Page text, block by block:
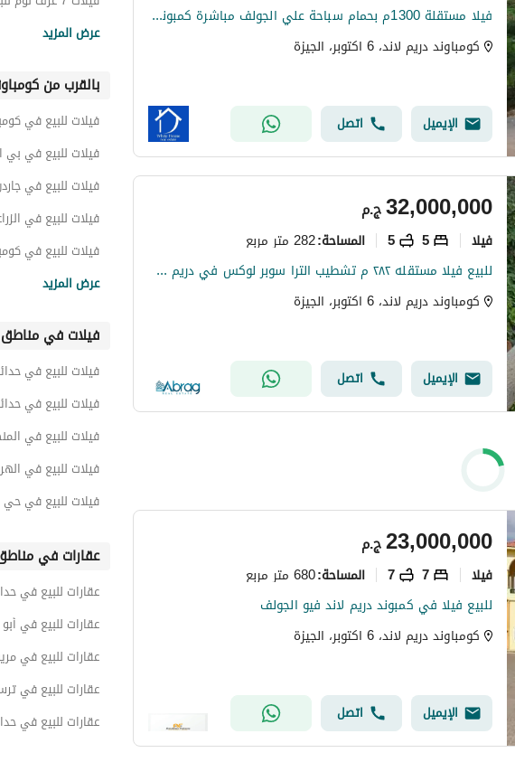
فيلا مستقلة 1300م بحمام سباحة علي الجولف مباشرة كمبوند دريم لاند
كومباوند دريم لاند، 6 اكتوبر، الجيزة
الإيميل اتصل
ج.م32,000,000
فیلا 5
5 المساحة:282 متر مربع
للبيع فيلا مستقله ٢٨٢ م تشطيب الترا سوبر لوكس في دريم لاند 6 اكتوبر
كومباوند دريم لاند، 6 اكتوبر، الجيزة
الإيميل اتصل
ج.م23,000,000
فیلا 7
7 المساحة:680 متر مربع
للبيع فيلا في كمبوند دريم لاند فيو الجولف
كومباوند دريم لاند، 6 اكتوبر، الجيزة
الإيميل اتصل
أراضي للبيع في
توين هاوس للبيع في
بنتهاوس للبيع في
دوبليكس للبيع في
عقارات للبيع في
عرض المزيد
بالقرب من
فيلات للبيع في
فيلات للبيع في
فيلات للبيع في
فيلات للبيع في
فيلات للبيع في
فيلات للبيع في
فيلات للبيع في
فيلات للبيع في
عرض المزيد
فيلات في
فيلات للبيع في
فيلات للبيع في
فيلات للبيع في
فيلات للبيع في
فيلات للبيع في
عقارات في
عقارات للبيع في
عقارات للبيع في
عقارات للبيع في
عقارات للبيع في
عقارات للبيع في